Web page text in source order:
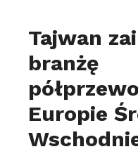
Tajwan
branżę
Europie